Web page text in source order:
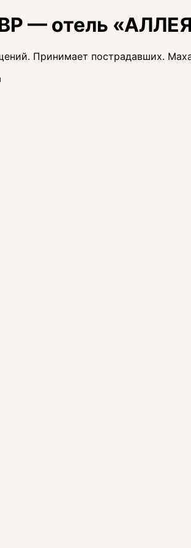
— отель
Принимает пострадавших.